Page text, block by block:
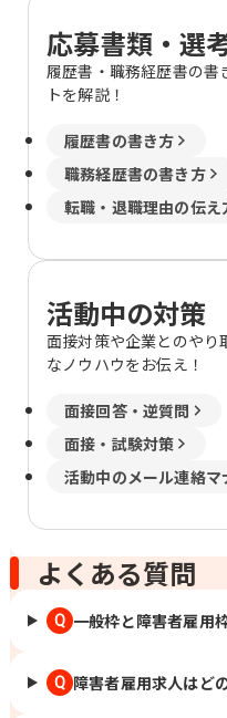
応募書類・選
履歴書・職務経歴書の書
トを解説！
履歴書の書き方
職務経歴書の書き方
転職・退職理由の伝え
活動中の対策
面接対策や企業とのやり
なノウハウをお伝え！
面接回答・逆質問
面接・試験対策
活動中のメール連絡マ
よくある質問
Q 一般枠と障害者雇用
Q 障害者雇用求人はど